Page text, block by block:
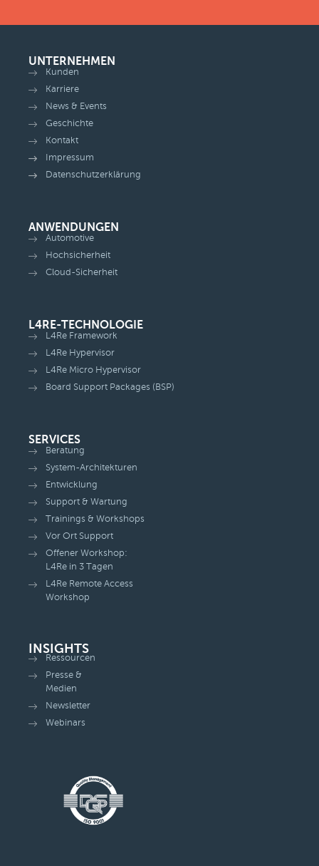
UNTERNEHMEN
Kunden
Karriere
News & Events
Geschichte
Kontakt
Impressum
Datenschutzerklärung
ANWENDUNGEN
Automotive
Hochsicherheit
Cloud-Sicherheit
L4RE-TECHNOLOGIE
L4Re Framework
L4Re Hypervisor
L4Re Micro Hypervisor
Board Support Packages (BSP)
SERVICES
Beratung
System-Architekturen
Entwicklung
Support & Wartung
Trainings & Workshops
Vor Ort Support
Offener Workshop:
L4Re in 3 Tagen
L4Re Remote Access
Workshop
INSIGHTS
Ressourcen
Presse &
Medien
Newsletter
Webinars